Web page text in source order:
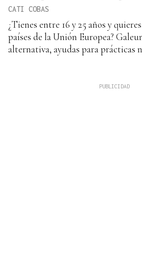
CATI COBAS
¿Tienes entre 16 y 25 años y
países de la Unión Europea?
alternativa, ayudas para prácticas